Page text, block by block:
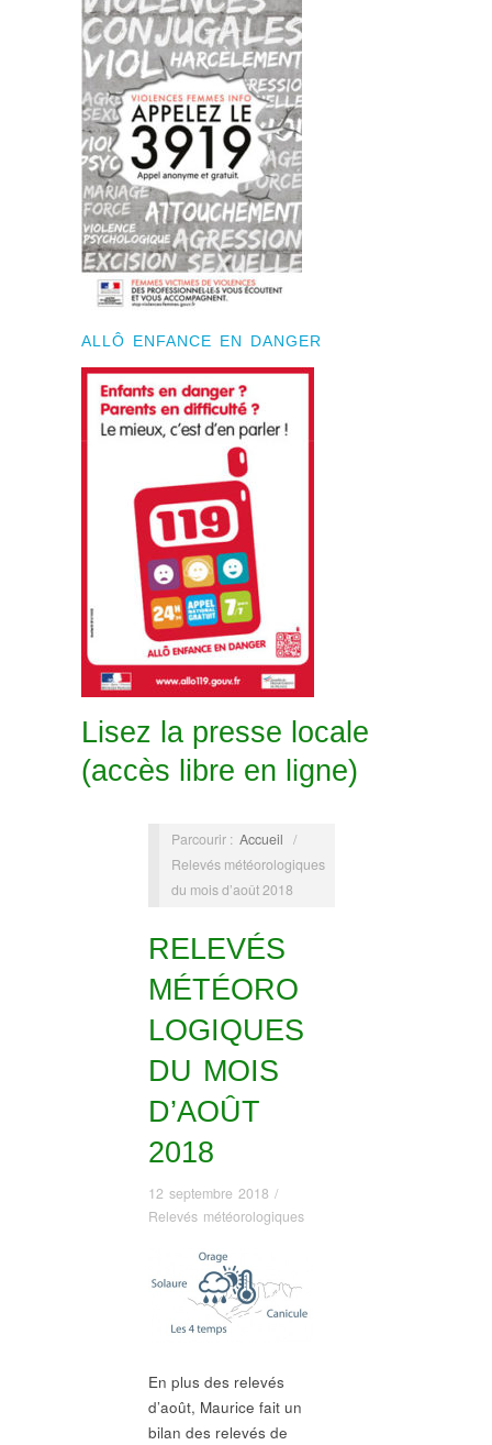
ALLÔ ENFANCE EN DANGER
Lisez la presse locale
(accès libre en ligne)
Parcourir : Accueil /
Relevés météorologiques
du mois d’août 2018
RELEVÉS
MÉTÉORO
LOGIQUES
DU MOIS
D’AOÛT
2018
12 septembre 2018 /
Relevés météorologiques
En plus des relevés
d’août, Maurice fait un
bilan des relevés de